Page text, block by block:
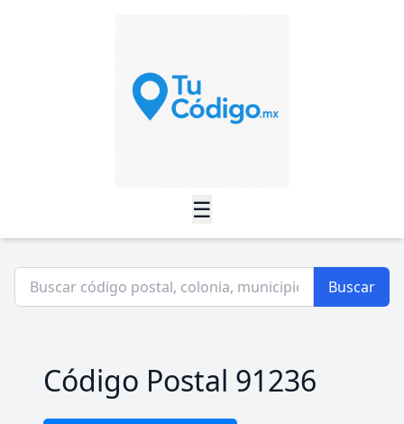
☰
Buscar
Código Postal 91236